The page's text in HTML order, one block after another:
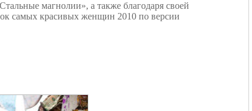
магнолии», а также благодаря своей
самых красивых женщин 2010 по версии